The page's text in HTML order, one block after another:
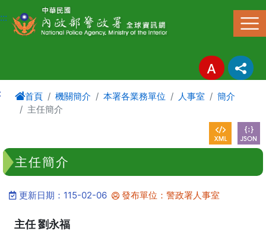
進入內容區塊
:::
首頁 機關簡介 本署各業務單位 人事室
簡介
主任簡介
主任簡介
更新日期：115-02-06 發布單位：警政署人事室
主任 劉永福